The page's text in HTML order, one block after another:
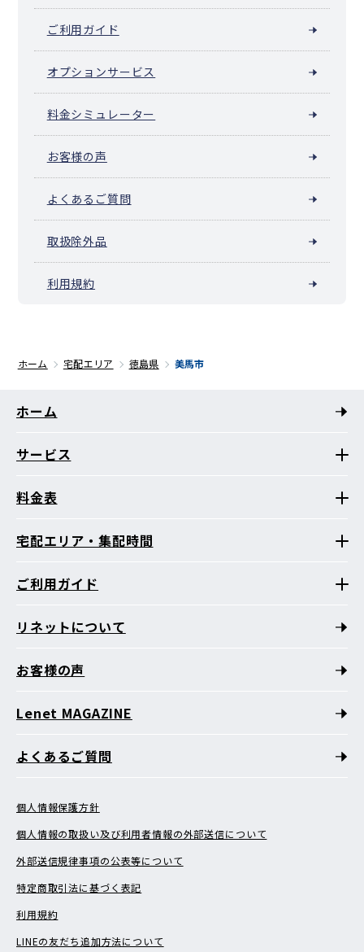
ご利用ガイド
オプションサービス
料金シミュレーター
お客様の声
よくあるご質問
取扱除外品
利用規約
ホーム 宅配エリア 徳島県 美馬市
ホーム
サービス
料金表
宅配エリア・集配時間
ご利用ガイド
リネットについて
お客様の声
Lenet MAGAZINE
よくあるご質問
個人情報保護方針
個人情報の取扱い及び利用者情報の外部送信について
外部送信規律事項の公表等について
特定商取引法に基づく表記
利用規約
LINEの友だち追加方法について